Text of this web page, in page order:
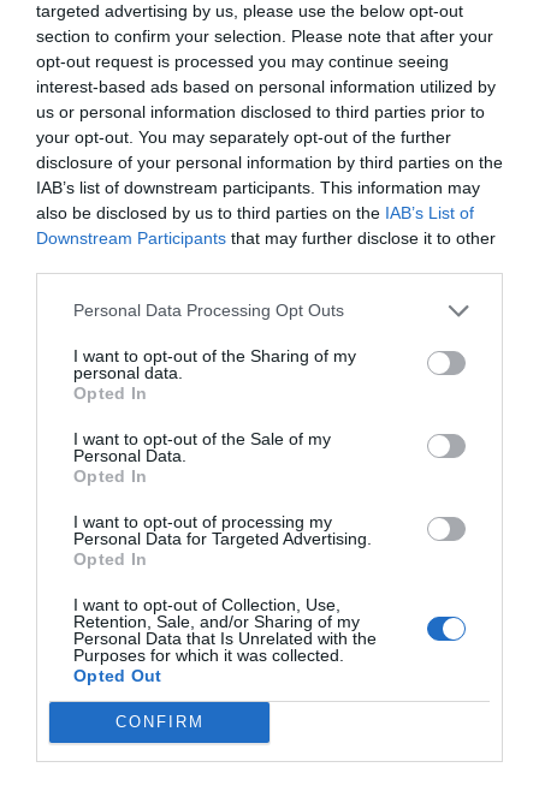
targeted advertising by us, please use the below opt-out
section to confirm your selection. Please note that after your
opt-out request is processed you may continue seeing
interest-based ads based on personal information utilized by
us or personal information disclosed to third parties prior to
your opt-out. You may separately opt-out of the further
disclosure of your personal information by third parties on the
IAB’s list of downstream participants. This information may
also be disclosed by us to third parties on the IAB’s List of
Downstream Participants that may further disclose it to other
Personal Data Processing Opt Outs
I want to opt-out of the Sharing of my
personal data.
Opted In
I want to opt-out of the Sale of my
Personal Data.
Opted In
I want to opt-out of processing my
Personal Data for Targeted Advertising.
Opted In
I want to opt-out of Collection, Use,
Retention, Sale, and/or Sharing of my
Personal Data that Is Unrelated with the
Purposes for which it was collected.
Opted Out
CONFIRM
MICHELE MANCINO
Vicedirettore, Varesenews
TORNA INDIETRO
ORGANIZZATO DA
CON IL SUPPORTO DI